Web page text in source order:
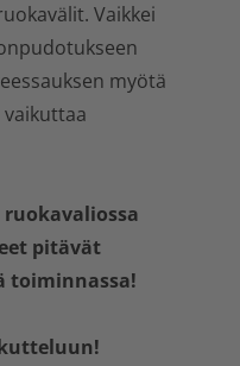
Vaikkei
myötä
pitävät
toiminnassa!